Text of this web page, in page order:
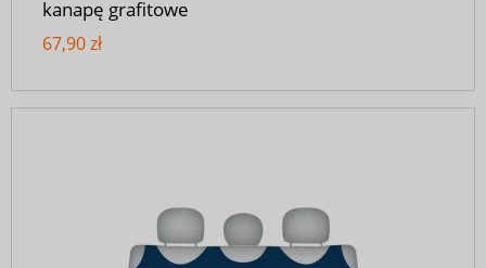
kanapę grafitowe
67,90 zł